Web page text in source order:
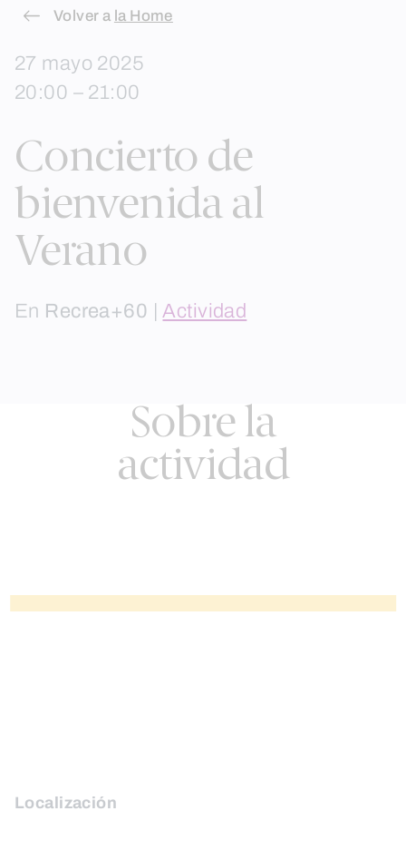
Skip
content
Volver a la Home
27 mayo 2025
20:00 – 21:00
Concierto de
bienvenida al
Verano
En Recrea+60 |Actividad
Sobre la
actividad
Localización